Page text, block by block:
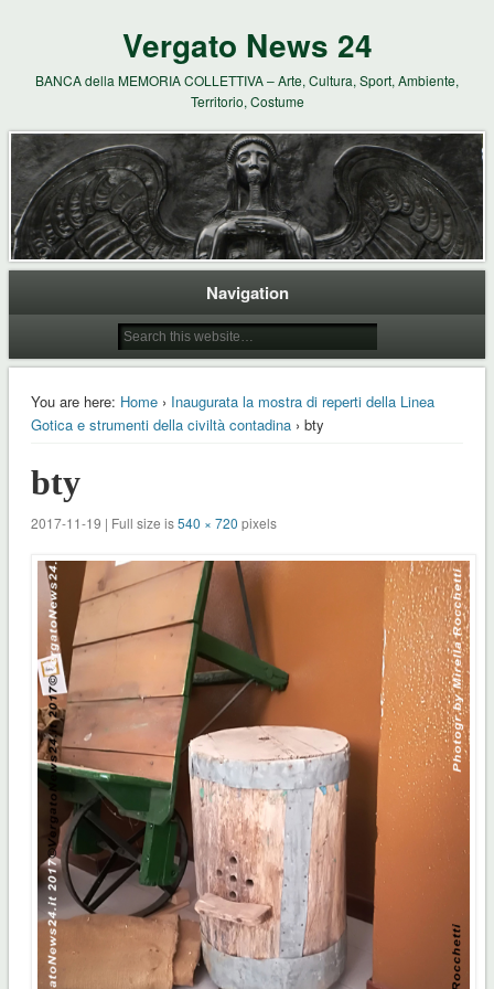
Vergato News 24
BANCA della MEMORIA COLLETTIVA – Arte, Cultura, Sport, Ambiente,
Territorio, Costume
Navigation
You are here: Home› Inaugurata la mostra di reperti della Linea
Gotica e strumenti della civiltà contadina› bty
bty
2017-11-19 | Full size is540 × 720 pixels